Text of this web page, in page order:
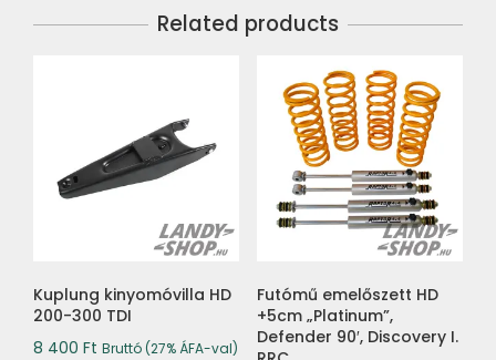
Related products
Kuplung kinyomóvilla HD
200-300 TDI
8 400 Ft Bruttó (27% ÁFA-val)
Futómű emelőszett HD
+5cm „Platinum”,
Defender 90′, Discovery I.